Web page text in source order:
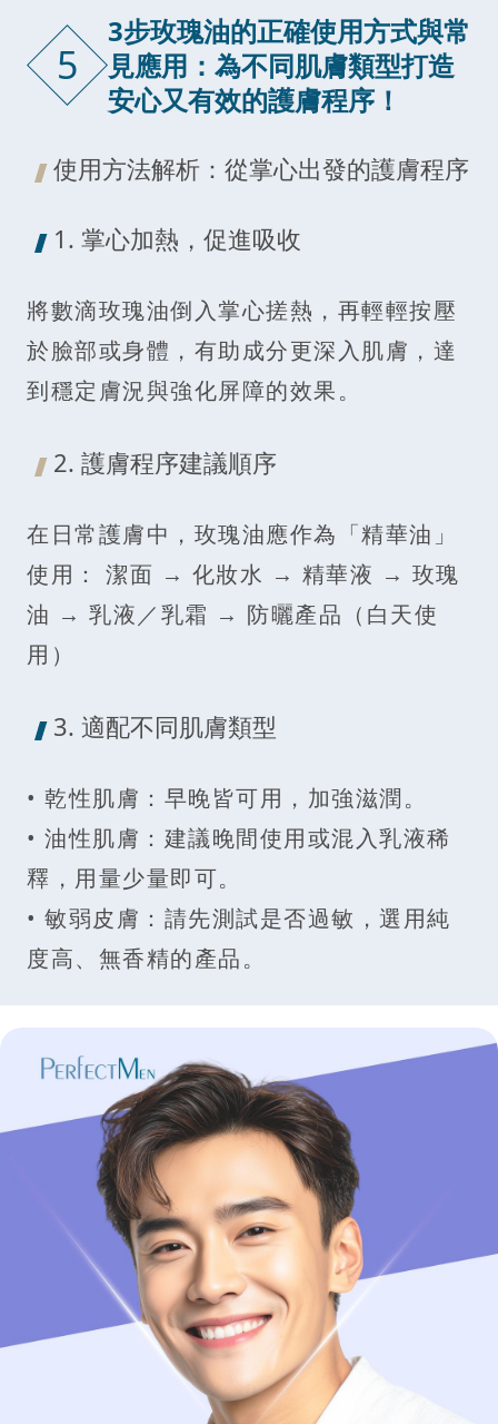
5
3步玫瑰油的正確使用方式與常
見應用：為不同肌膚類型打造
安心又有效的護膚程序！
使用方法解析：從掌心出發的護膚程序
1. 掌心加熱，促進吸收
將數滴玫瑰油倒入掌心搓熱，再輕輕按壓
於臉部或身體，有助成分更深入肌膚，達
到穩定膚況與強化屏障的效果。
2. 護膚程序建議順序
在日常護膚中，玫瑰油應作為「精華油」
使用： 潔面 → 化妝水 → 精華液 → 玫瑰
油 → 乳液／乳霜 → 防曬產品（白天使
用）
3. 適配不同肌膚類型
• 乾性肌膚：早晚皆可用，加強滋潤。
• 油性肌膚：建議晚間使用或混入乳液稀
釋，用量少量即可。
• 敏弱皮膚：請先測試是否過敏，選用純
度高、無香精的產品。